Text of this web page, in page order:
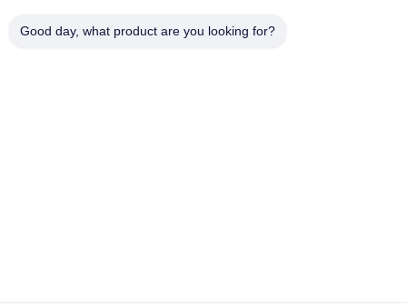
Good day, what product are you looking for?